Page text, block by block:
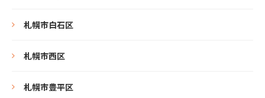
札幌市白石区
札幌市西区
札幌市豊平区